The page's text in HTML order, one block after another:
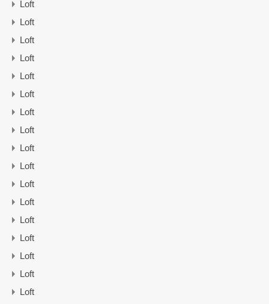
Loft
Loft
Loft
Loft
Loft
Loft
Loft
Loft
Loft
Loft
Loft
Loft
Loft
Loft
Loft
Loft
Loft